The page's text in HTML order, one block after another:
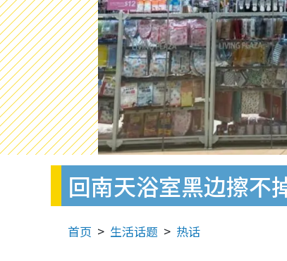
回南天浴室黑边擦不
首页 生活话题 热话